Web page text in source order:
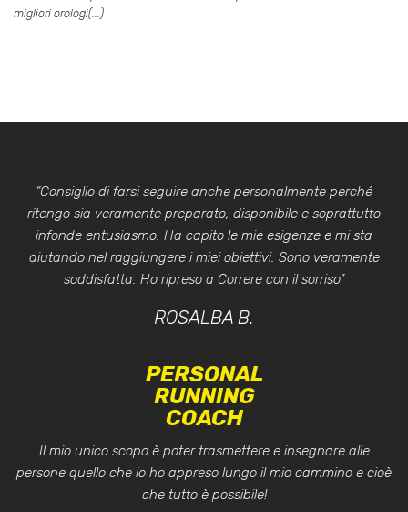
migliori orologi(...)
“Consiglio di farsi seguire anche personalmente perché
ritengo sia veramente preparato, disponibile e soprattutto
infonde entusiasmo. Ha capito le mie esigenze e mi sta
aiutando nel raggiungere i miei obiettivi. Sono veramente
soddisfatta. Ho ripreso a Correre con il sorriso”
ROSALBA B.
PERSONAL
RUNNING
COACH
Il mio unico scopo è poter trasmettere e insegnare alle
persone quello che io ho appreso lungo il mio cammino e cioè
che tutto è possibile!